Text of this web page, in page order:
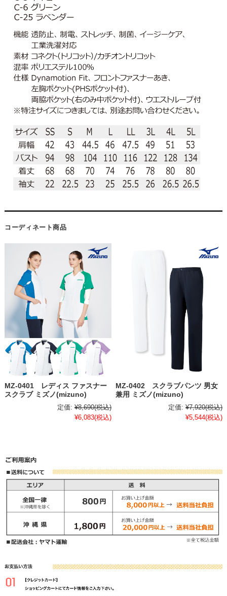
コーディネート商品
MZ-0401 レディス ファスナー
スクラブ ミズノ(mizuno)
定価: ¥8,690(税込)
¥6,083(税込)
MZ-0402 スクラブパンツ 男女
兼用 ミズノ(mizuno)
定価: ¥7,920(税込)
¥5,544(税込)